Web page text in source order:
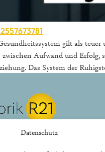
Datenschutz
gilt als
Aufwand und Erfolg,
Das System der